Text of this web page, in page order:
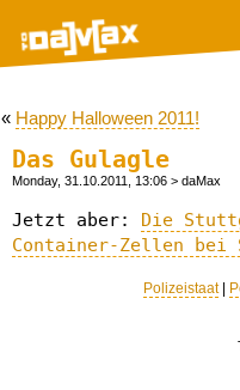
« Happy Halloween 2011!
Das Gulagle
Monday, 31.10.2011, 13:06 > daMax
Jetzt aber: Die
Container-Zellen bei
Polizeistaat|